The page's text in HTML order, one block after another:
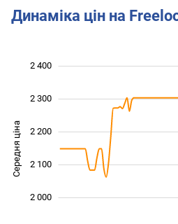
Динаміка цін на
Середня ціна
2 000
2 100
2 200
2 300
2 400